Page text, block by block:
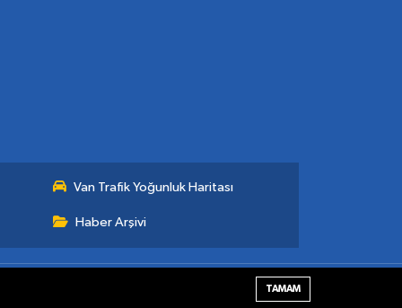
Van Trafik Yoğunluk Haritası
Haber Arşivi
TE Bilişim
TAMAM